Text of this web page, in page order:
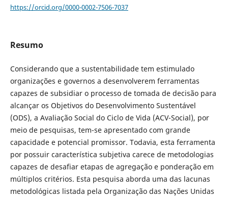
https://orcid.org/0000-0002-7506-7037
Resumo
Considerando que a sustentabilidade tem estimulado
organizações e governos a desenvolverem ferramentas
capazes de subsidiar o processo de tomada de decisão para
alcançar os Objetivos do Desenvolvimento Sustentável
(ODS), a Avaliação Social do Ciclo de Vida (ACV-Social), por
meio de pesquisas, tem-se apresentado com grande
capacidade e potencial promissor. Todavia, esta ferramenta
por possuir característica subjetiva carece de metodologias
capazes de desafiar etapas de agregação e ponderação em
múltiplos critérios. Esta pesquisa aborda uma das lacunas
metodológicas listada pela Organização das Nações Unidas